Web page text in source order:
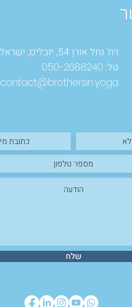
רח' נחל אורן 54, יובלים, ישראל
טל: 050-2688240
contact@brothersin.yoga
שלח